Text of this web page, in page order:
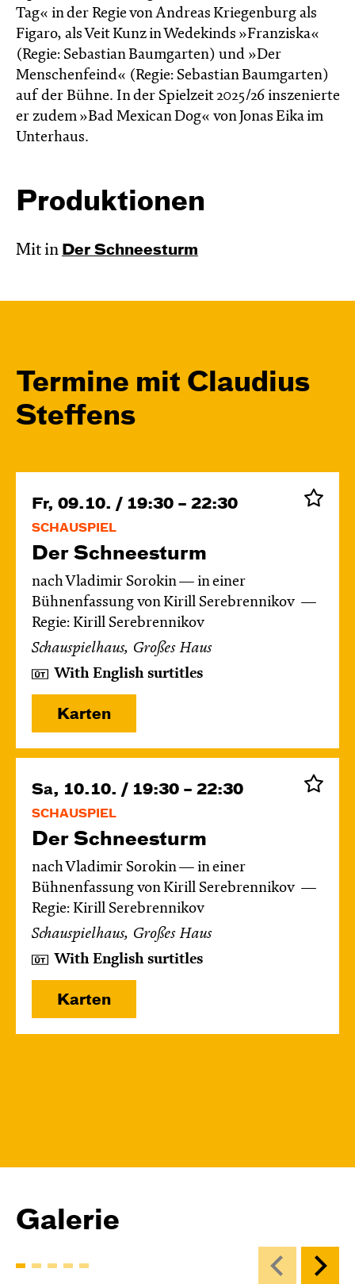
Tag« in der Regie von Andreas Kriegenburg als
Figaro, als Veit Kunz in Wedekinds »Franziska«
(Regie: Sebastian Baumgarten) und »Der
Menschenfeind« (Regie: Sebastian Baumgarten)
auf der Bühne. In der Spielzeit 2025/26 inszenierte
er zudem »Bad Mexican Dog« von Jonas Eika im
Unterhaus.
Produktionen
Mit in Der Schnee­sturm
Termine mit Claudius
Steffens
Fr, 09.10. / 19:30 – 22:30
SCHAUSPIEL
Der Schnee­sturm
nach Vladimir Sorokin — in einer
Bühnenfassung von Kirill Serebrennikov
Regie: Kirill Serebrennikov
Schauspielhaus, Großes Haus
With English surtitles
Karten
Sa, 10.10. / 19:30 – 22:30
SCHAUSPIEL
Der Schnee­sturm
nach Vladimir Sorokin — in einer
Bühnenfassung von Kirill Serebrennikov
Regie: Kirill Serebrennikov
Schauspielhaus, Großes Haus
With English surtitles
Karten
Galerie